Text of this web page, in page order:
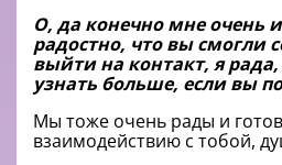
О, да конечно мне очень
радостно, что вы смогли
выйти на контакт, я рада,
узнать больше, если вы
Мы тоже очень рады и
взаимодействию с тобой,